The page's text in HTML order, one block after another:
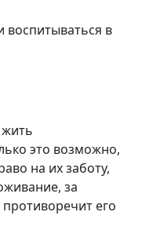
воспитываться в
это возможно,
на их заботу,
за
его